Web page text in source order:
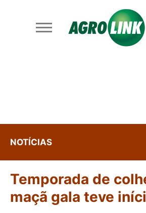
NOTÍCIAS
Temporada de
maçã gala teve